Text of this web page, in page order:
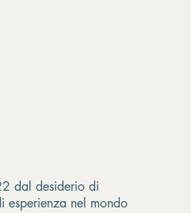
dal desiderio di
esperienza nel mondo